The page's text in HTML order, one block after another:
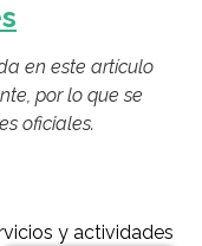
en este artículo
por lo que se
oficiales.
y actividades